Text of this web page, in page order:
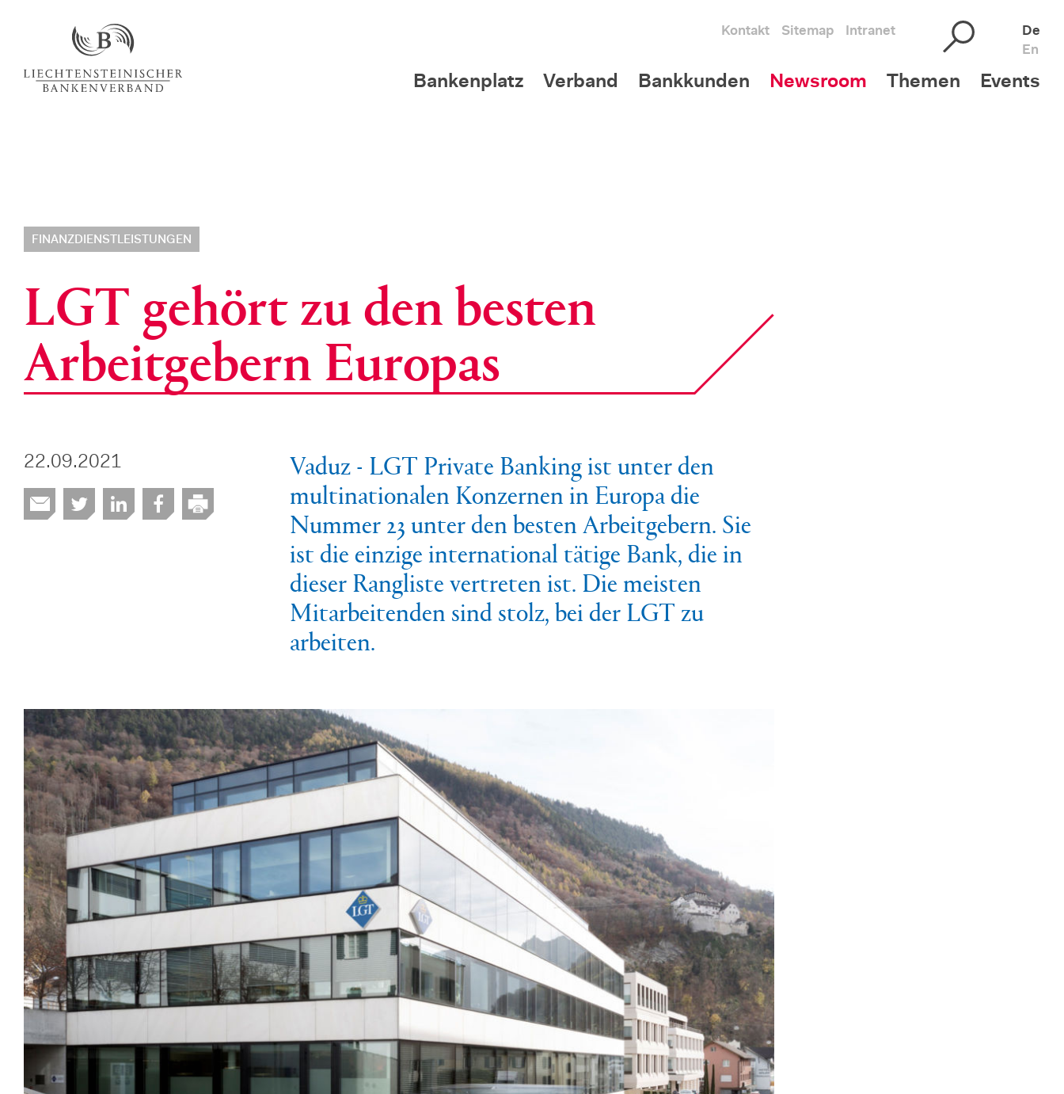
Kontakt Sitemap Intranet
De
En
Bankenplatz Verband Bankkunden Newsroom Themen Events
FINANZDIENSTLEISTUNGEN
LGT gehört zu den besten
Arbeitgebern Europas
22.09.2021
Vaduz - LGT Private Banking ist unter den
multinationalen Konzernen in Europa die
Nummer 23 unter den besten Arbeitgebern. Sie
ist die einzige international tätige Bank, die in
dieser Rangliste vertreten ist. Die meisten
Mitarbeitenden sind stolz, bei der LGT zu
arbeiten.